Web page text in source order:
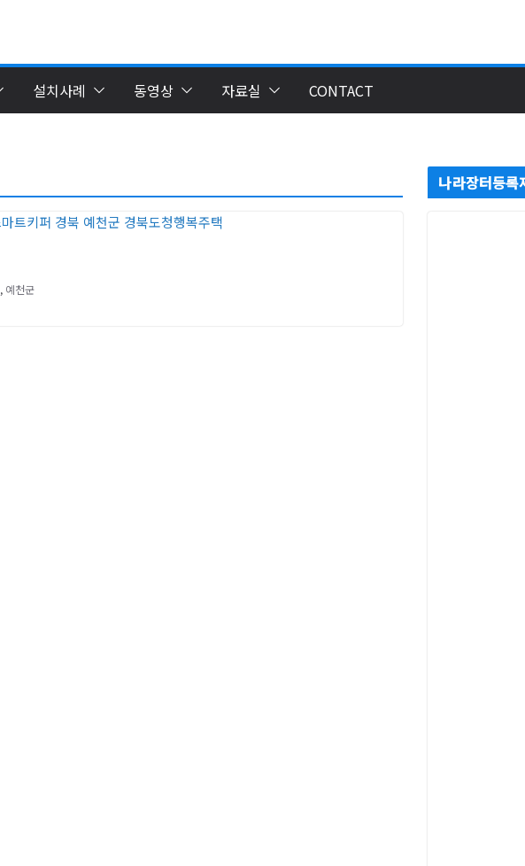
설치사례 동영상 자료실 CONTACT
, 예천군
나라장터등록